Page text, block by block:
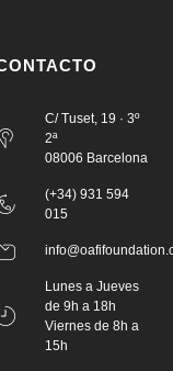
C/ Tuset, 19 · 3º
2ª
08006 Barcelona
(+34) 931 594
015
Lunes a Jueves
de 9h a 18h
Viernes de 8h a
15h